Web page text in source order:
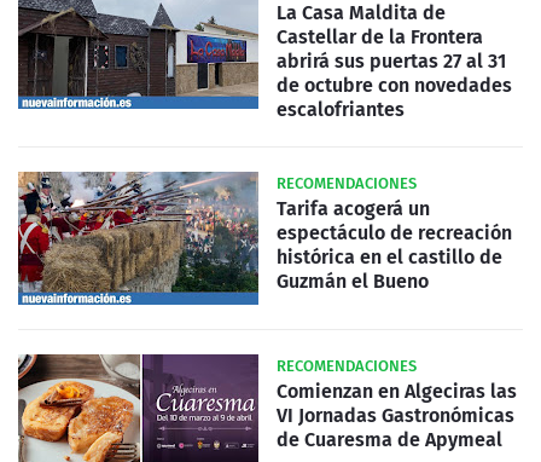
La Casa Maldita de
Castellar de la Frontera
abrirá sus puertas 27 al 31
de octubre con novedades
escalofriantes
RECOMENDACIONES
Tarifa acogerá un
espectáculo de recreación
histórica en el castillo de
Guzmán el Bueno
RECOMENDACIONES
Comienzan en Algeciras las
VI Jornadas Gastronómicas
de Cuaresma de Apymeal